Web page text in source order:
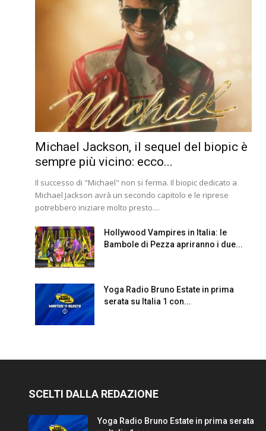
Michael Jackson, il sequel del biopic è
sempre più vicino: ecco...
Il successo di "Michael" non si ferma. Il biopic dedicato a
Michael Jackson avrà un secondo capitolo e le riprese
potrebbero iniziare molto presto....
Hollywood Vampires in Italia: le
Bambole di Pezza apriranno i due...
Yoga Radio Bruno Estate in prima
serata su Italia 1 con...
SCELTI DALLA REDAZIONE
Yoga Radio Bruno Estate in prima serata